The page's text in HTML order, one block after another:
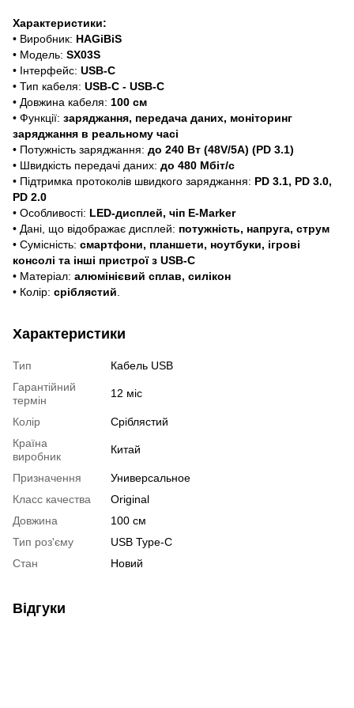
Характеристики:
• Виробник: HAGiBiS
• Модель: SX03S
• Інтерфейс: USB-C
• Тип кабеля: USB-C - USB-C
• Довжина кабеля: 100 см
• Функції: заряджання, передача даних, моніторинг
заряджання в реальному часі
• Потужність заряджання: до 240 Вт (48V/5А) (PD 3.1)
• Швидкість передачі даних: до 480 Мбіт/с
• Підтримка протоколів швидкого заряджання: PD 3.1, PD 3.0,
PD 2.0
• Особливості: LED-дисплей, чіп E-Marker
• Дані, що відображає дисплей: потужність, напруга, струм
• Сумісність: смартфони, планшети, ноутбуки, ігрові
консолі та інші пристрої з USB-C
• Матеріал: алюмінієвий сплав, силікон
• Колір: сріблястий
Характеристики
Тип
Кабель USB
Гарантійний
термін
12 міс
Колір
Сріблястий
Країна
виробник
Китай
Призначення
Универсальное
Класс качества
Original
Довжина
100 см
Тип роз'єму
USB Type-C
Стан
Новий
Відгуки